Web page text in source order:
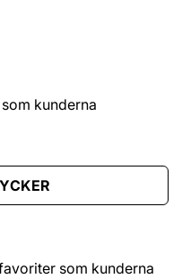
kunderna
som kunderna